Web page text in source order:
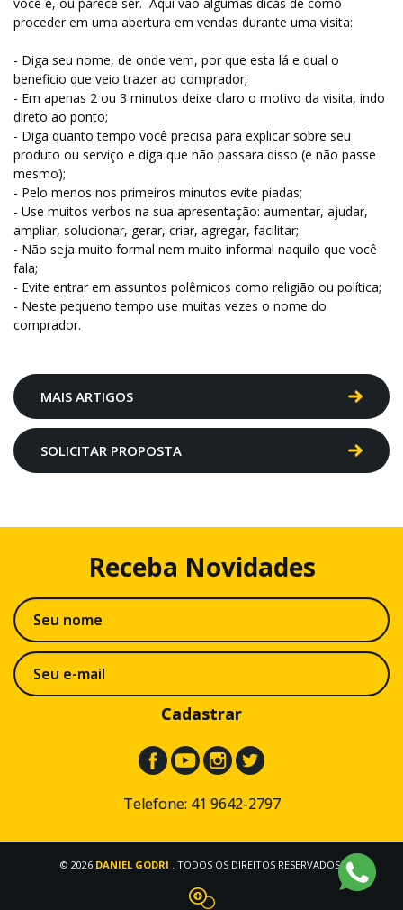
proceder em uma abertura em vendas durante uma visita:
- Diga seu nome, de onde vem, por que esta lá e qual o
beneficio que veio trazer ao comprador;
- Em apenas 2 ou 3 minutos deixe claro o motivo da visita, indo
direto ao ponto;
- Diga quanto tempo você precisa para explicar sobre seu
produto ou serviço e diga que não passara disso (e não passe
mesmo);
- Pelo menos nos primeiros minutos evite piadas;
- Use muitos verbos na sua apresentação: aumentar, ajudar,
ampliar, solucionar, gerar, criar, agregar, facilitar;
- Não seja muito formal nem muito informal naquilo que você
fala;
- Evite entrar em assuntos polêmicos como religião ou política;
- Neste pequeno tempo use muitas vezes o nome do
comprador.
MAIS ARTIGOS
SOLICITAR PROPOSTA
Receba Novidades
Cadastrar
Telefone: 41 9642-2797
© 2026 DANIEL GODRI . TODOS OS DIREITOS RESERVADOS.